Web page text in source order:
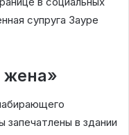
супруга Зауре
в здании